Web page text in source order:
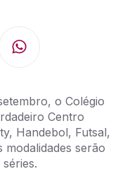
o Colégio
Centro
Handebol, Futsal,
modalidades serão